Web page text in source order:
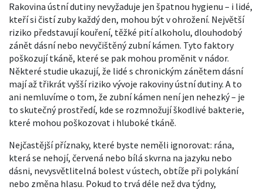
Rakovina ústní dutiny nevyžaduje jen špatnou hygienu – i lidé,
kteří si čistí zuby každý den, mohou být v ohrožení. Největší
riziko představují kouření, těžké pití alkoholu, dlouhodobý
zánět dásní nebo nevyčištěný zubní kámen. Tyto faktory
poškozují tkáně, které se pak mohou proměnit v nádor.
Některé studie ukazují, že lidé s chronickým zánětem dásní
mají až třikrát vyšší riziko vývoje rakoviny ústní dutiny. A to
ani nemluvíme o tom, že zubní kámen není jen nehezký – je
to skutečný prostředí, kde se rozmnožují škodlivé bakterie,
které mohou poškozovat i hluboké tkáně.
Nejčastější příznaky, které byste neměli ignorovat: rána,
která se nehojí, červená nebo bílá skvrna na jazyku nebo
dásni, nevysvětlitelná bolest v ústech, obtíže při polykání
nebo změna hlasu. Pokud to trvá déle než dva týdny,